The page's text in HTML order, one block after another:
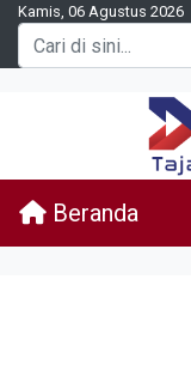
Kamis, 06 Agustus 2026
Beranda